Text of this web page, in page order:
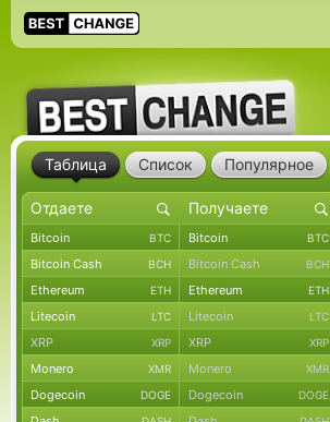
Таблица Список Популярное
Bitcoin BTC Bitcoin BTC
Bitcoin Cash BCH Bitcoin Cash BCH
Ethereum ETH Ethereum ETH
Litecoin LTC Litecoin LTC
XRP XRP XRP XRP
Monero XMR Monero XMR
Dogecoin DOGE Dogecoin DOGE